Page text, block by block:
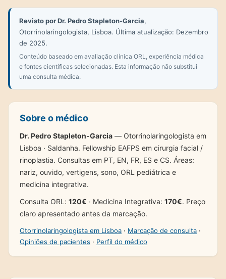
Revisto por Dr. Pedro Stapleton-Garcia,
Otorrinolaringologista, Lisboa. Última atualização: Dezembro
de 2025.
Conteúdo baseado em avaliação clínica ORL, experiência médica
e fontes científicas selecionadas. Esta informação não substitui
uma consulta médica.
Sobre o médico
Dr. Pedro Stapleton-Garcia — Otorrinolaringologista em
Lisboa · Saldanha. Fellowship EAFPS em cirurgia facial /
rinoplastia. Consultas em PT, EN, FR, ES e CS. Áreas:
nariz, ouvido, vertigens, sono, ORL pediátrica e
medicina integrativa.
Consulta ORL: 120€ · Medicina Integrativa: 170€. Preço
claro apresentado antes da marcação.
Otorrinolaringologista em Lisboa · Marcação de consulta ·
Opiniões de pacientes · Perfil do médico